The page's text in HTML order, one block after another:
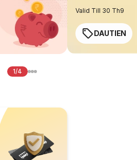
Valid Till 30 Th9
DAUTIEN
1/4